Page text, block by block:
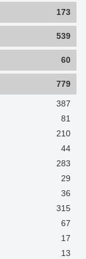
173
539
60
779
387
81
210
44
283
29
36
315
67
17
13